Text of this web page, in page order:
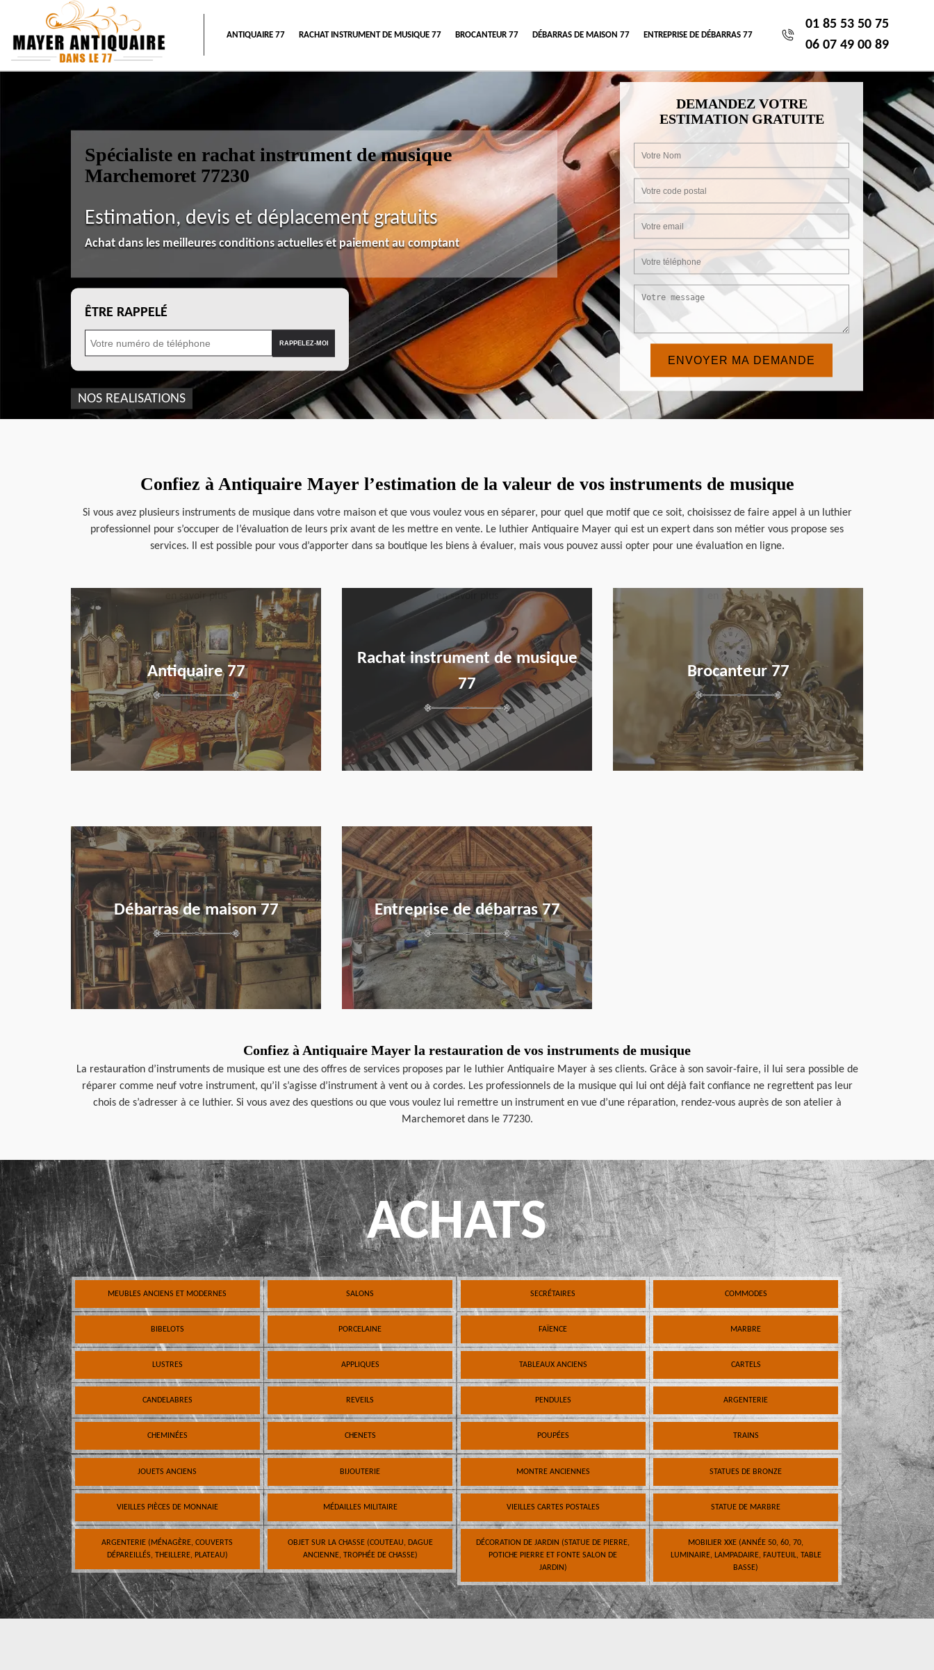
ANTIQUAIRE 77 RACHAT INSTRUMENT DE MUSIQUE 77 BROCANTEUR 77 DÉBARRAS DE MAISON 77 ENTREPRISE DE DÉBARRAS 77
01 85 53 50 75
06 07 49 00 89
Spécialiste en rachat instrument de musique
Marchemoret 77230
Estimation, devis et déplacement gratuits
Achat dans les meilleures conditions actuelles et paiement au comptant
ÊTRE RAPPELÉ
NOS REALISATIONS
DEMANDEZ VOTRE
ESTIMATION GRATUITE
Confiez à Antiquaire Mayer l’estimation de la valeur de vos instruments de musique
Si vous avez plusieurs instruments de musique dans votre maison et que vous voulez vous en séparer, pour quel que motif que ce soit, choisissez de faire appel à un luthier
professionnel pour s’occuper de l’évaluation de leurs prix avant de les mettre en vente. Le luthier Antiquaire Mayer qui est un expert dans son métier vous propose ses
services. Il est possible pour vous d’apporter dans sa boutique les biens à évaluer, mais vous pouvez aussi opter pour une évaluation en ligne.
Antiquaire 77
Rachat instrument de musique
77
en savoir plus
Brocanteur 77
en savoir plus
Débarras de maison 77
en savoir plus
Entreprise de débarras 77
en savoir plus
Confiez à Antiquaire Mayer la restauration de vos instruments de musique
La restauration d’instruments de musique est une des offres de services proposes par le luthier Antiquaire Mayer à ses clients. Grâce à son savoir-faire, il lui sera possible de
réparer comme neuf votre instrument, qu’il s’agisse d’instrument à vent ou à cordes. Les professionnels de la musique qui lui ont déjà fait confiance ne regrettent pas leur
chois de s’adresser à ce luthier. Si vous avez des questions ou que vous voulez lui remettre un instrument en vue d’une réparation, rendez-vous auprès de son atelier à
Marchemoret dans le 77230.
ACHATS
MEUBLES ANCIENS ET MODERNES SALONS SECRÉTAIRES COMMODES
BIBELOTS PORCELAINE FAÏENCE MARBRE
LUSTRES APPLIQUES TABLEAUX ANCIENS CARTELS
CANDELABRES REVEILS PENDULES ARGENTERIE
CHEMINÉES CHENETS POUPÉES TRAINS
JOUETS ANCIENS BIJOUTERIE MONTRE ANCIENNES STATUES DE BRONZE
VIEILLES PIÈCES DE MONNAIE MÉDAILLES MILITAIRE VIEILLES CARTES POSTALES STATUE DE MARBRE
ARGENTERIE (MÉNAGÈRE, COUVERTS
DÉPAREILLÉS, THEILLERE, PLATEAU)
OBJET SUR LA CHASSE (COUTEAU, DAGUE
ANCIENNE, TROPHÉE DE CHASSE)
DÉCORATION DE JARDIN (STATUE DE PIERRE,
POTICHE PIERRE ET FONTE SALON DE
JARDIN)
MOBILIER XXE (ANNÉE 50, 60, 70,
LUMINAIRE, LAMPADAIRE, FAUTEUIL, TABLE
BASSE)